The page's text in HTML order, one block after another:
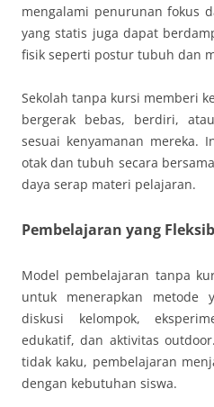
mengalami penurunan fokus
yang statis juga dapat
fisik seperti postur tubuh dan
Sekolah tanpa kursi memberi
bergerak bebas, berdiri,
sesuai kenyamanan mereka.
otak dan tubuh secara
daya serap materi pelajaran.
Pembelajaran yang
Model pembelajaran tanpa
untuk menerapkan metode
diskusi kelompok,
edukatif, dan aktivitas
tidak kaku, pembelajaran
dengan kebutuhan siswa.